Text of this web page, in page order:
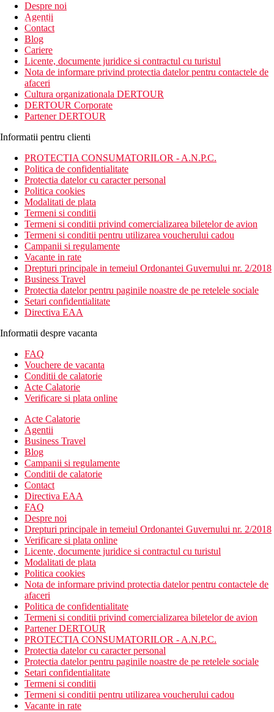
newsletter!
Despre noi
Agentii
Contact
Blog
Cariere
Licente, documente juridice si contractul cu turistul
Nota de informare privind protectia datelor pentru contactele de
afaceri
Cultura organizationala DERTOUR
DERTOUR Corporate
Partener DERTOUR
Informatii pentru clienti
PROTECTIA CONSUMATORILOR - A.N.P.C.
Politica de confidentialitate
Protectia datelor cu caracter personal
Politica cookies
Modalitati de plata
Termeni si conditii
Termeni si conditii privind comercializarea biletelor de avion
Termeni si conditii pentru utilizarea voucherului cadou
Campanii si regulamente
Vacante in rate
Drepturi principale in temeiul Ordonantei Guvernului nr. 2/2018
Business Travel
Protectia datelor pentru paginile noastre de pe retelele sociale
Setari confidentialitate
Directiva EAA
Informatii despre vacanta
FAQ
Vouchere de vacanta
Conditii de calatorie
Acte Calatorie
Verificare si plata online
Acte Calatorie
Agentii
Business Travel
Blog
Campanii si regulamente
Conditii de calatorie
Contact
Directiva EAA
FAQ
Despre noi
Drepturi principale in temeiul Ordonantei Guvernului nr. 2/2018
Verificare si plata online
Licente, documente juridice si contractul cu turistul
Modalitati de plata
Politica cookies
Nota de informare privind protectia datelor pentru contactele de
afaceri
Politica de confidentialitate
Termeni si conditii privind comercializarea biletelor de avion
Partener DERTOUR
PROTECTIA CONSUMATORILOR - A.N.P.C.
Protectia datelor cu caracter personal
Protectia datelor pentru paginile noastre de pe retelele sociale
Setari confidentialitate
Termeni si conditii
Termeni si conditii pentru utilizarea voucherului cadou
Vacante in rate